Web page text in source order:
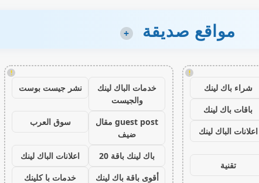
مواقع صديقة +
!
شراء باك لينك
باقات باك لينك
اعلانات الباك لينك
تقنية
!
خدمات الباك لينك
والجيست
نشر جيست بوست
guest post مقال
ضيف
سوق العرب
باك لينك باقة 20
اعلانات الباك لينك
أقوى باقة باك لينك
خدمات با كلينك